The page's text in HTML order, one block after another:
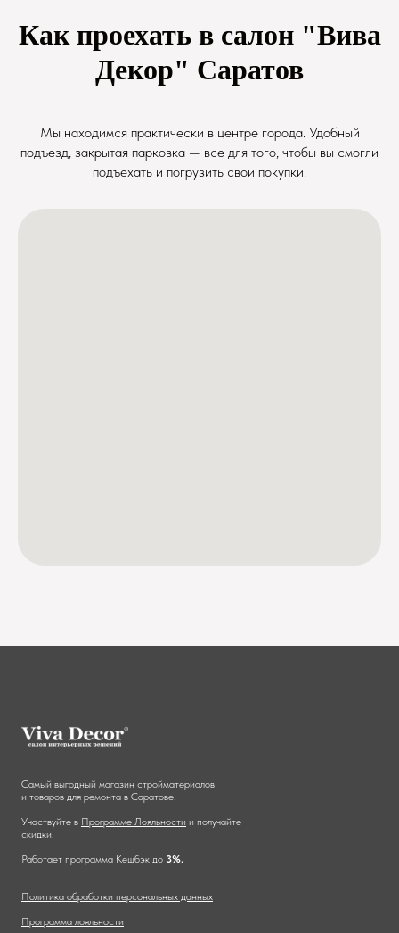
Как проехать в салон "Вива
Декор" Саратов
Мы находимся практически в центре города. Удобный
подъезд, закрытая парковка — все для того, чтобы вы смогли
подъехать и погрузить свои покупки.
Самый выгодный магазин стройматериалов
и товаров для ремонта в Саратове.
Участвуйте в Программе Лояльности и получайте
скидки.
Работает программа Кешбэк до 3%.
Политика обработки персональных данных
Программа лояльности